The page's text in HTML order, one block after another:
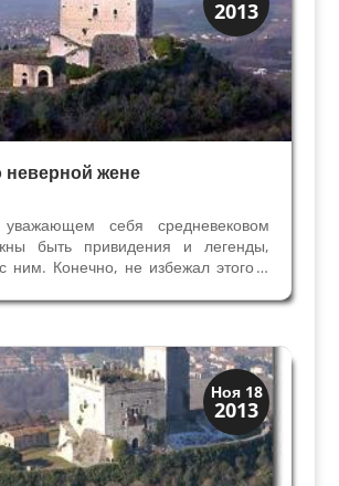
2013
Традиции
неверной жене
себя средневековом
быть привидения и легенды,
ним. Конечно, не избежал этого и
история исчезновения
Ноя 18
2013
Верона